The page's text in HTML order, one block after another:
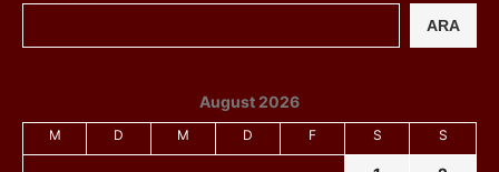
ARA
August 2026
M D M D F S S